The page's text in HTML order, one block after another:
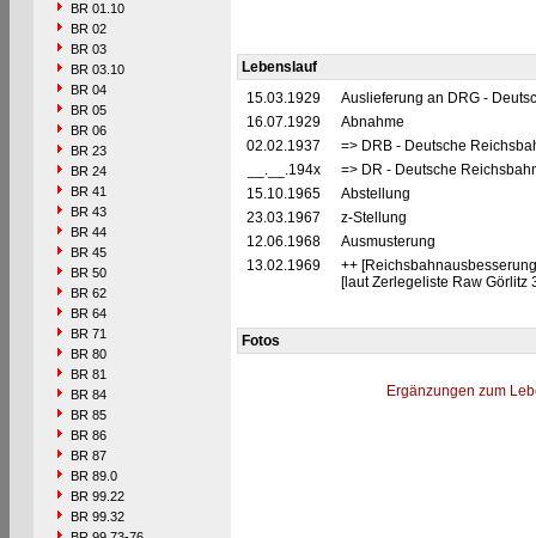
BR 01.10
BR 02
BR 03
BR 03.10
BR 04
BR 05
BR 06
BR 23
BR 24
BR 41
BR 43
BR 44
BR 45
BR 50
BR 62
BR 64
BR 71
BR 80
BR 81
BR 84
BR 85
BR 86
BR 87
BR 89.0
BR 99.22
BR 99.32
Lebenslauf
15.03.1929
Auslieferung an DRG -
16.07.1929
Abnahme
02.02.1937
=> DRB - Deutsche
__.__.194x
=> DR - Deutsche
15.10.1965
Abstellung
23.03.1967
z-Stellung
12.06.1968
Ausmusterung
13.02.1969
++
[laut Zerlegeliste Raw Görlitz
Fotos
Ergänzungen zum